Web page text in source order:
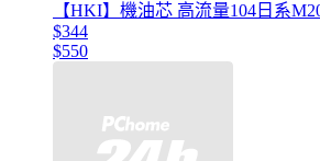
【HKI】機油芯 高流量104日系
$344
$550